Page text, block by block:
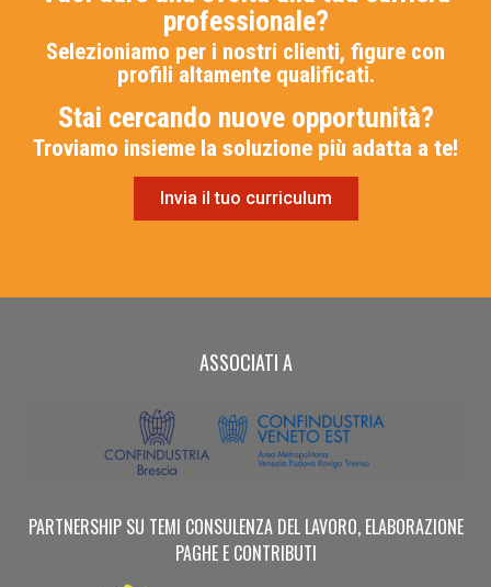
professionale?
Selezioniamo per i nostri clienti, figure con
profili altamente qualificati.
Stai cercando nuove opportunità?
Troviamo insieme la soluzione più adatta a te!
Invia il tuo curriculum
ASSOCIATI A
PARTNERSHIP SU TEMI CONSULENZA DEL LAVORO, ELABORAZIONE
PAGHE E CONTRIBUTI